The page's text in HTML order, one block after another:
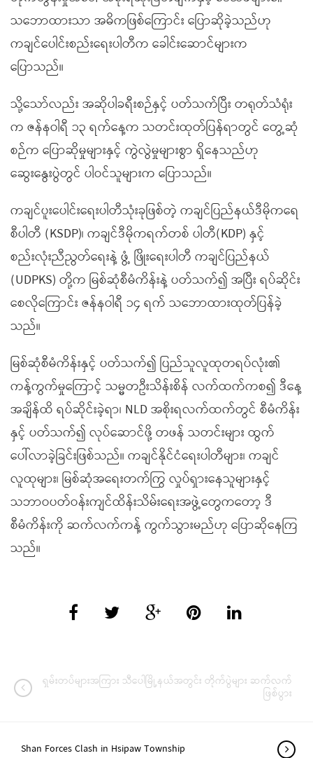
သဘောထားသာ အဓိကဖြစ်ကြောင်း ပြောဆိုခဲ့သည်ဟု
ကချင်ပေါင်းစည်းရေးပါတီက ခေါင်းဆောင်များက
ပြောသည်။
သို့သော်လည်း အဆိုပါခရီးစဉ်နှင့် ပတ်သက်ပြီး တရုတ်သံရုံး
က ဇန်နဝါရီ ၁၃ ရက်နေ့က သတင်းထုတ်ပြန်ရာတွင် တွေ့ဆုံ
စဉ်က ပြောဆိုမှုများနှင့် ကွဲလွဲမှုများစွာ ရှိနေသည်ဟု
ဆွေးနွေးပွဲတွင် ပါဝင်သူများက ပြောသည်။
ကချင်ပူးပေါင်းရေးပါတီသုံးခုဖြစ်တဲ့ ကချင်ပြည်နယ်ဒီမိုကရေ
စီပါတီ (KSDP)၊ ကချင်ဒီမိုကရက်တစ် ပါတီ(KDP) နှင့်
စည်းလုံးညီညွတ်ရေးနဲ့ ဖွံ့ ဖြိုးရေးပါတီ ကချင်ပြည်နယ်
(UDPKS) တို့က မြစ်ဆုံစီမံကိန်းနဲ့ ပတ်သက်၍ အပြီး ရပ်ဆိုင်း
စေလိုကြောင်း ဇန်နဝါရီ ၁၄ ရက် သဘောထားထုတ်ပြန်ခဲ့
သည်။
မြစ်ဆုံစီမံကိန်းနှင့် ပတ်သက်၍ ပြည်သူလူထုတရပ်လုံး၏
ကန့်ကွက်မှုကြောင့် သမ္မတဦးသိန်းစိန် လက်ထက်ကစ၍ ဒီနေ့
အချိန်ထိ ရပ်ဆိုင်းခဲ့ရာ၊ NLD အစိုးရလက်ထက်တွင် စီမံကိန်း
နှင့် ပတ်သက်၍ လုပ်ဆောင်ဖို့ တဖန် သတင်းများ ထွက်
ပေါ်လာခဲ့ခြင်းဖြစ်သည်။ ကချင်နိုင်ငံရေးပါတီများ၊ ကချင်
လူထုများ၊ မြစ်ဆုံအရေးတက်ကြွ လှုပ်ရှားနေသူများနှင့်
သဘာဝပတ်ဝန်းကျင်ထိန်းသိမ်းရေးအဖွဲ့တွေကတော့ ဒီ
စီမံကိန်းကို ဆက်လက်ကန့် ကွက်သွားမည်ဟု ပြောဆိုနေကြ
သည်။
ရှမ်းတပ်များအကြား သီပေါမြို့နယ်အတွင်း တိုက်ပွဲများ ဆက်လက်
ဖြစ်ပွား
Shan Forces Clash in Hsipaw Township